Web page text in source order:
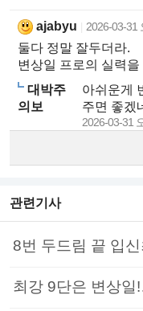
ajabyu 2026-03-31
둘다 정말 잘두더라.
변상일 프로의 실력
대박주
의보
아쉬운게
주면 좋겠
2026-03-31
관련기사
8번 두드림 끝 입
최강 9단은 변상